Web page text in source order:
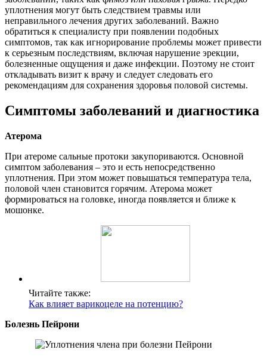
уплотнения могут быть следствием травмы или
неправильного лечения других заболеваний. Важно
обратиться к специалисту при появлении подобных
симптомов, так как игнорирование проблемы может привести
к серьезным последствиям, включая нарушение эрекции,
болезненные ощущения и даже инфекции. Поэтому не стоит
откладывать визит к врачу и следует следовать его
рекомендациям для сохранения здоровья половой системы.
Симптомы заболеваний и диагностика
Атерома
При атероме сальные протоки закупориваются. Основной
симптом заболевания – это и есть непосредственно
уплотнения. При этом может повышаться температура тела,
половой член становится горячим. Атерома может
формироваться на головке, иногда появляется и ближе к
мошонке.
Читайте также:
Как влияет варикоцеле на потенцию?
Болезнь Пейрони